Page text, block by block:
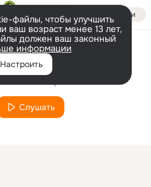
Войти
файлы, чтобы улучшить
ваш возраст менее 13 лет,
должен ваш законный
информации
Настроить
Cyganskaya
Слушать